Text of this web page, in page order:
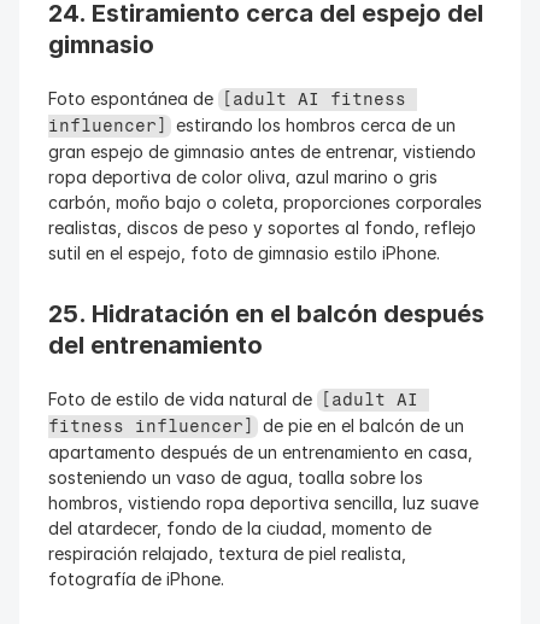
24. Estiramiento cerca del espejo del
gimnasio
Foto espontánea de
[adult AI fitness
influencer] estirando los hombros cerca de un
gran espejo de gimnasio antes de entrenar, vistiendo
ropa deportiva de color oliva, azul marino o gris
carbón, moño bajo o coleta, proporciones corporales
realistas, discos de peso y soportes al fondo, reflejo
sutil en el espejo, foto de gimnasio estilo iPhone.
25. Hidratación en el balcón después
del entrenamiento
Foto de estilo de vida natural de
[adult AI
fitness influencer] de pie en el balcón de un
apartamento después de un entrenamiento en casa,
sosteniendo un vaso de agua, toalla sobre los
hombros, vistiendo ropa deportiva sencilla, luz suave
del atardecer, fondo de la ciudad, momento de
respiración relajado, textura de piel realista,
fotografía de iPhone.